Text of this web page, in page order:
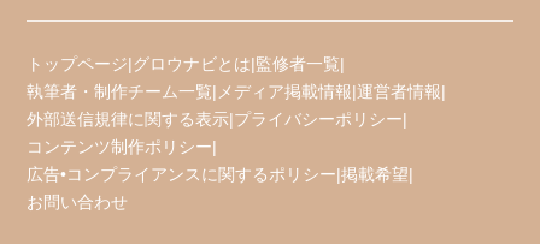
トップページ|グロウナビとは|監修者一覧|
執筆者・制作チーム一覧| メディア掲載情報|運営者情報|
外部送信規律に関する表示|プライバシーポリシー|
コンテンツ制作ポリシー|
広告•コンプライアンスに関するポリシー|掲載希望|
お問い合わせ